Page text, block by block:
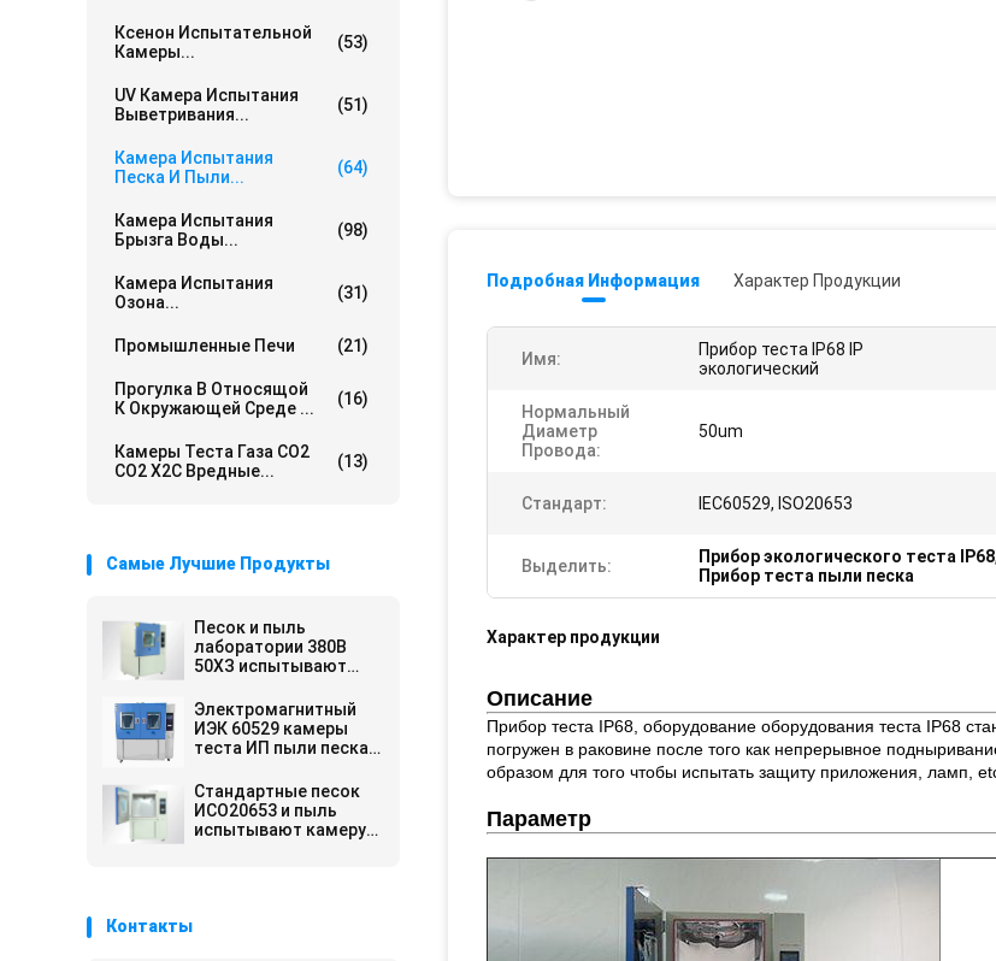
Ксенон Испытательной
Камеры...
(53)
UV Камера Испытания
Выветривания...
(51)
Камера Испытания
Песка И Пыли...
(64)
Камера Испытания
Брызга Воды...
(98)
Камера Испытания
Озона...
(31)
Промышленные Печи (21)
Прогулка В Относящой
К Окружающей Среде ...
(16)
Камеры Теста Газа СО2
СО2 Х2С Вредные...
(13)
Самые Лучшие Продукты
Песок и пыль
лаборатории 380В
50ХЗ испытывают
1500/2000 литров
Электромагнитный
ИЭК 60529 камеры
теста ИП пыли песка
испытаний песка
замка
Стандартные песок
ИСО20653 и пыль
испытывают камеру
Контакты
Подробная Информация Характер Продукции
Имя:
Прибор теста IP68 IP
экологический
Нормальный
Диаметр
Провода:
50um
Стандарт: IEC60529, ISO20653
Выделить: Прибор экологического теста IP68,
Прибор теста пыли песка
Характер продукции
Описание
Прибор теста IP68, оборудование оборудования теста IP68
погружен в раковине после того как непрерывное
образом для того чтобы испытать защиту приложения, ламп,
Параметр